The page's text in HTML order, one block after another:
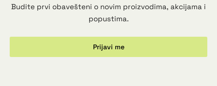
Budite prvi obavešteni o novim proizvodima, akcijama i
popustima.
Prijavi me